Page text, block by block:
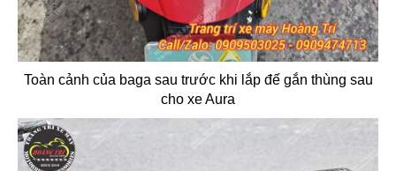
Toàn cảnh của baga sau trước khi lắp đế gắn thùng sau
cho xe Aura